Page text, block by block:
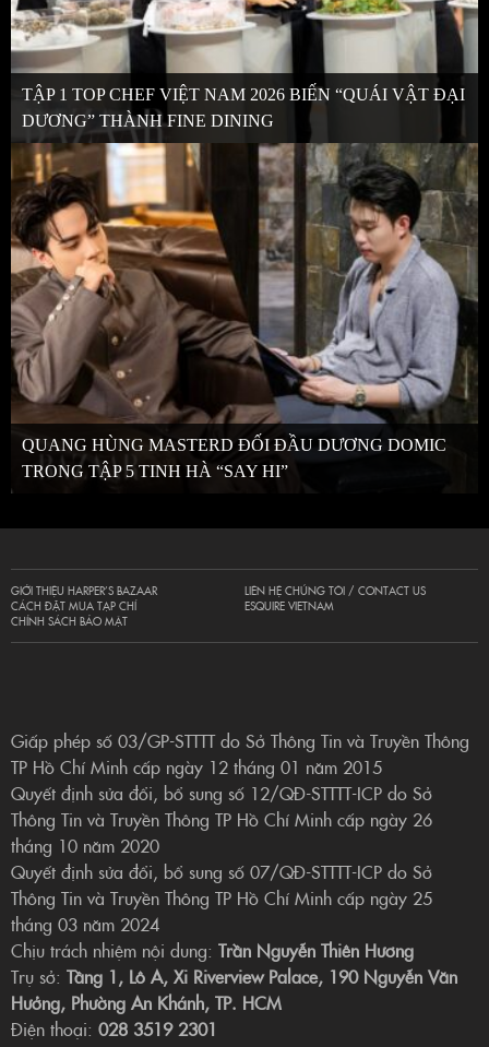
TẬP 1 TOP CHEF VIỆT NAM 2026 BIẾN “QUÁI VẬT ĐẠI
DƯƠNG” THÀNH FINE DINING
QUANG HÙNG MASTERD ĐỐI ĐẦU DƯƠNG DOMIC
TRONG TẬP 5 TINH HÀ “SAY HI”
GIỚI THIỆU HARPER’S BAZAAR
CÁCH ĐẶT MUA TẠP CHÍ
CHÍNH SÁCH BẢO MẬT
LIÊN HỆ CHÚNG TÔI / CONTACT US
ESQUIRE VIETNAM
Giấp phép số 03/GP-STTTT do Sở Thông Tin và Truyền Thông
TP Hồ Chí Minh cấp ngày 12 tháng 01 năm 2015
Quyết định sửa đổi, bổ sung số 12/QĐ-STTTT-ICP do Sở
Thông Tin và Truyền Thông TP Hồ Chí Minh cấp ngày 26
tháng 10 năm 2020
Quyết định sửa đổi, bổ sung số 07/QĐ-STTTT-ICP do Sở
Thông Tin và Truyền Thông TP Hồ Chí Minh cấp ngày 25
tháng 03 năm 2024
Chịu trách nhiệm nội dung: Trần Nguyễn Thiên Hương
Trụ sở: Tầng 1, Lô A, Xi Riverview Palace, 190 Nguyễn Văn
Hưởng, Phường An Khánh, TP. HCM
Điện thoại: 028 3519 2301